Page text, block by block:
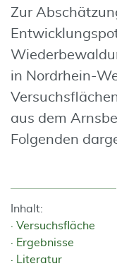
Zur
in Nordrhein-
aus dem
Folgenden
Inhalt:
Versuchsfläche
Ergebnisse
Literatur